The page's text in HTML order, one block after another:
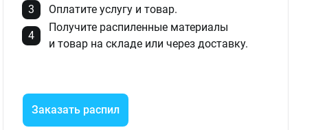
Оплатите услугу и товар.
Получите распиленные материалы
и товар на складе или через доставку.
Заказать распил